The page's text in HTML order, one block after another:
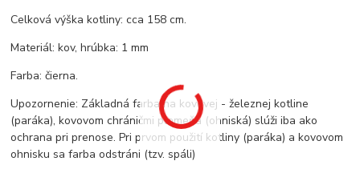
Celková výška kotliny: cca 158 cm.
Materiál: kov, hrúbka: 1 mm
Farba: čierna.
Upozornenie: Základná farba na kovovej - železnej kotline
(paráka), kovovom chráničmi plameňa (ohniská) slúži iba ako
ochrana pri prenose. Pri prvom použití kotliny (paráka) a kovovom
ohnisku sa farba odstráni (tzv. spáli)